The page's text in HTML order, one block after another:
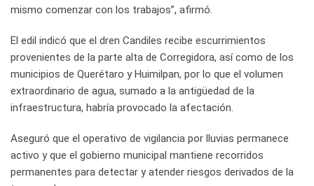
mismo comenzar con los trabajos”, afirmó.
El edil indicó que el dren Candiles recibe escurrimientos
provenientes de la parte alta de Corregidora, así como de los
municipios de Querétaro y Huimilpan, por lo que el volumen
extraordinario de agua, sumado a la antigüedad de la
infraestructura, habría provocado la afectación.
Aseguró que el operativo de vigilancia por lluvias permanece
activo y que el gobierno municipal mantiene recorridos
permanentes para detectar y atender riesgos derivados de la